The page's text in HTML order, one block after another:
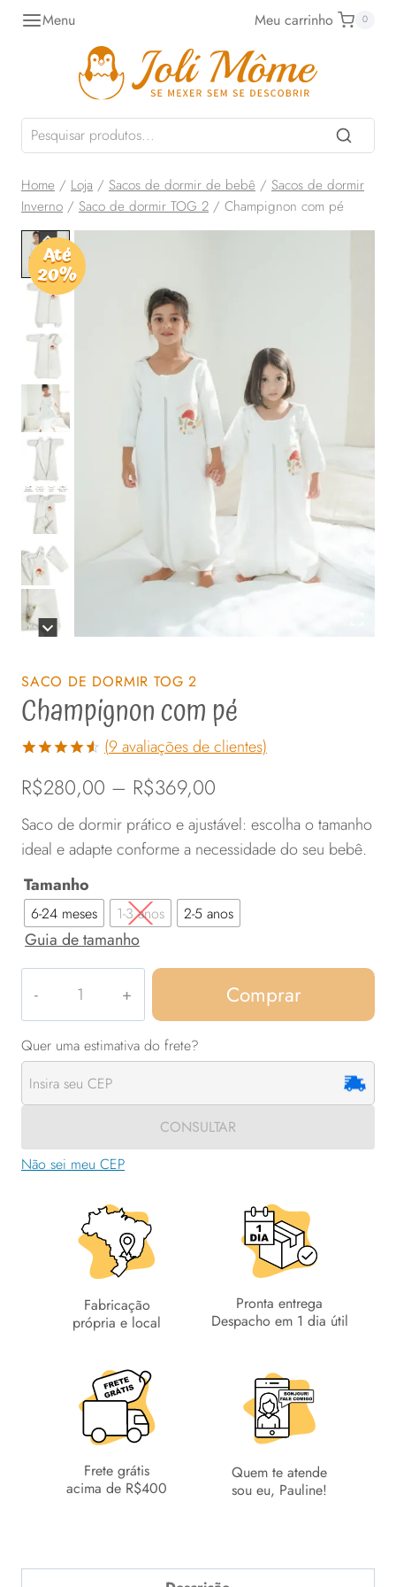
Pular Menu Meu carrinho 0
Home / Loja / Sacos de dormir de bebê / Sacos de dormir
Inverno / Saco de dormir TOG 2 / Champignon com pé
Até
20%
SACO DE DORMIR TOG 2
Champignon com pé
como4.56
de 5, com
baseado
em
avaliações
(9avaliações de clientes)
R$280,00 – R$369,00
de
preço:
através
Saco de dormir prático e ajustável: escolha o tamanho
ideal e adapte conforme a necessidade do seu bebê.
Tamanho
6-24 meses 1-3 anos 2-5 anos
Guia de tamanho
com
quantidade
Comprar
CONSULTAR
Não sei meu CEP
Fabricação
própria e local
Pronta entrega
Despacho em 1 dia útil
Frete grátis
acima de R$400
Quem te atende
sou eu, Pauline!